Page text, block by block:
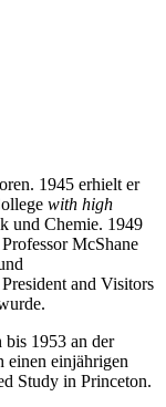
1945 erhielt er
with high
und Chemie. 1949
McShane
and Visitors
1953 an der
einjährigen
Study in Princeton.